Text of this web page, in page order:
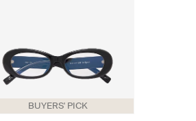
BUYERS' PICK